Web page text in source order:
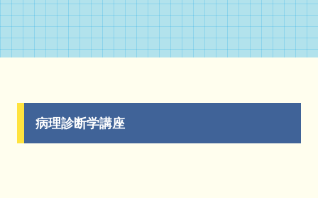
病理診断学講座